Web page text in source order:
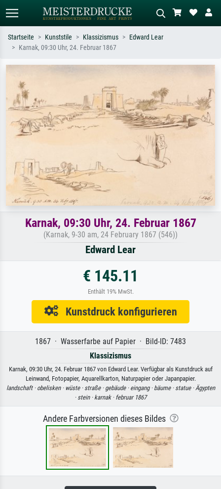
Sternennacht, Impressionismus, Welle
Hokusai, Akt.
Ölgemälde, Stehender Akt neben einem
Baum.
Startseite Kunststile Klassizismus
Edward Lear
Karnak, 09:30 Uhr, 24. Februar 1867
Karnak, 09:30 Uhr, 24. Februar 1867
(Karnak, 9-30 am, 24 February 1867 (546))
Edward Lear
€ 145.11
Enthält 19% MwSt.
Kunstdruck konfigurieren
1867 · Wasserfarbe auf Papier · Bild-ID: 7483
Klassizismus
Karnak, 09:30 Uhr, 24. Februar 1867 von Edward Lear. Verfügbar als Kunstdruck auf
Leinwand, Fotopapier, Aquarellkarton, Naturpapier oder Japanpapier.
landschaft · obelisken · wüste · straße · gebäude · eingang · bäume · statue ·Ägypten
· stein · karnak · februar 1867
Andere Farbversionen dieses Bildes